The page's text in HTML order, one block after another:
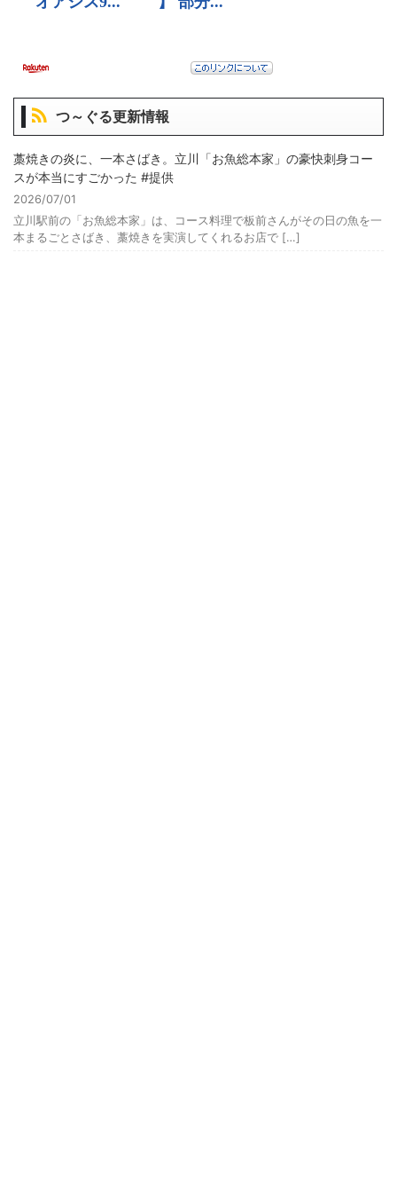
つ～ぐる更新情報
藁焼きの炎に、一本さばき。立川「お魚総本家」の豪快刺身コー
スが本当にすごかった #提供
2026/07/01
立川駅前の「お魚総本家」は、コース料理で板前さんがその日の魚を一
本まるごとさばき、藁焼きを実演してくれるお店で […]